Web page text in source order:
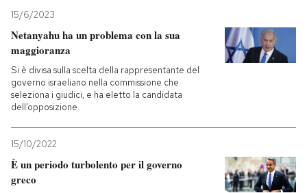
15/6/2023
Netanyahu ha un problema con la sua
maggioranza
Si è divisa sulla scelta della rappresentante del
governo israeliano nella commissione che
seleziona i giudici, e ha eletto la candidata
dell’opposizione
15/10/2022
È un periodo turbolento per il governo
greco